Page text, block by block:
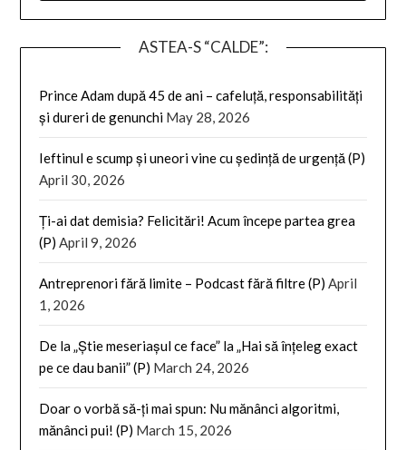
ASTEA-S “CALDE”:
Prince Adam după 45 de ani – cafeluță, responsabilități
și dureri de genunchi May 28, 2026
Ieftinul e scump și uneori vine cu ședință de urgență (P)
April 30, 2026
Ți-ai dat demisia? Felicitări! Acum începe partea grea
(P) April 9, 2026
Antreprenori fără limite – Podcast fără filtre (P) April
1, 2026
De la „Știe meseriașul ce face” la „Hai să înțeleg exact
pe ce dau banii” (P) March 24, 2026
Doar o vorbă să-ți mai spun: Nu mănânci algoritmi,
mănânci pui! (P) March 15, 2026